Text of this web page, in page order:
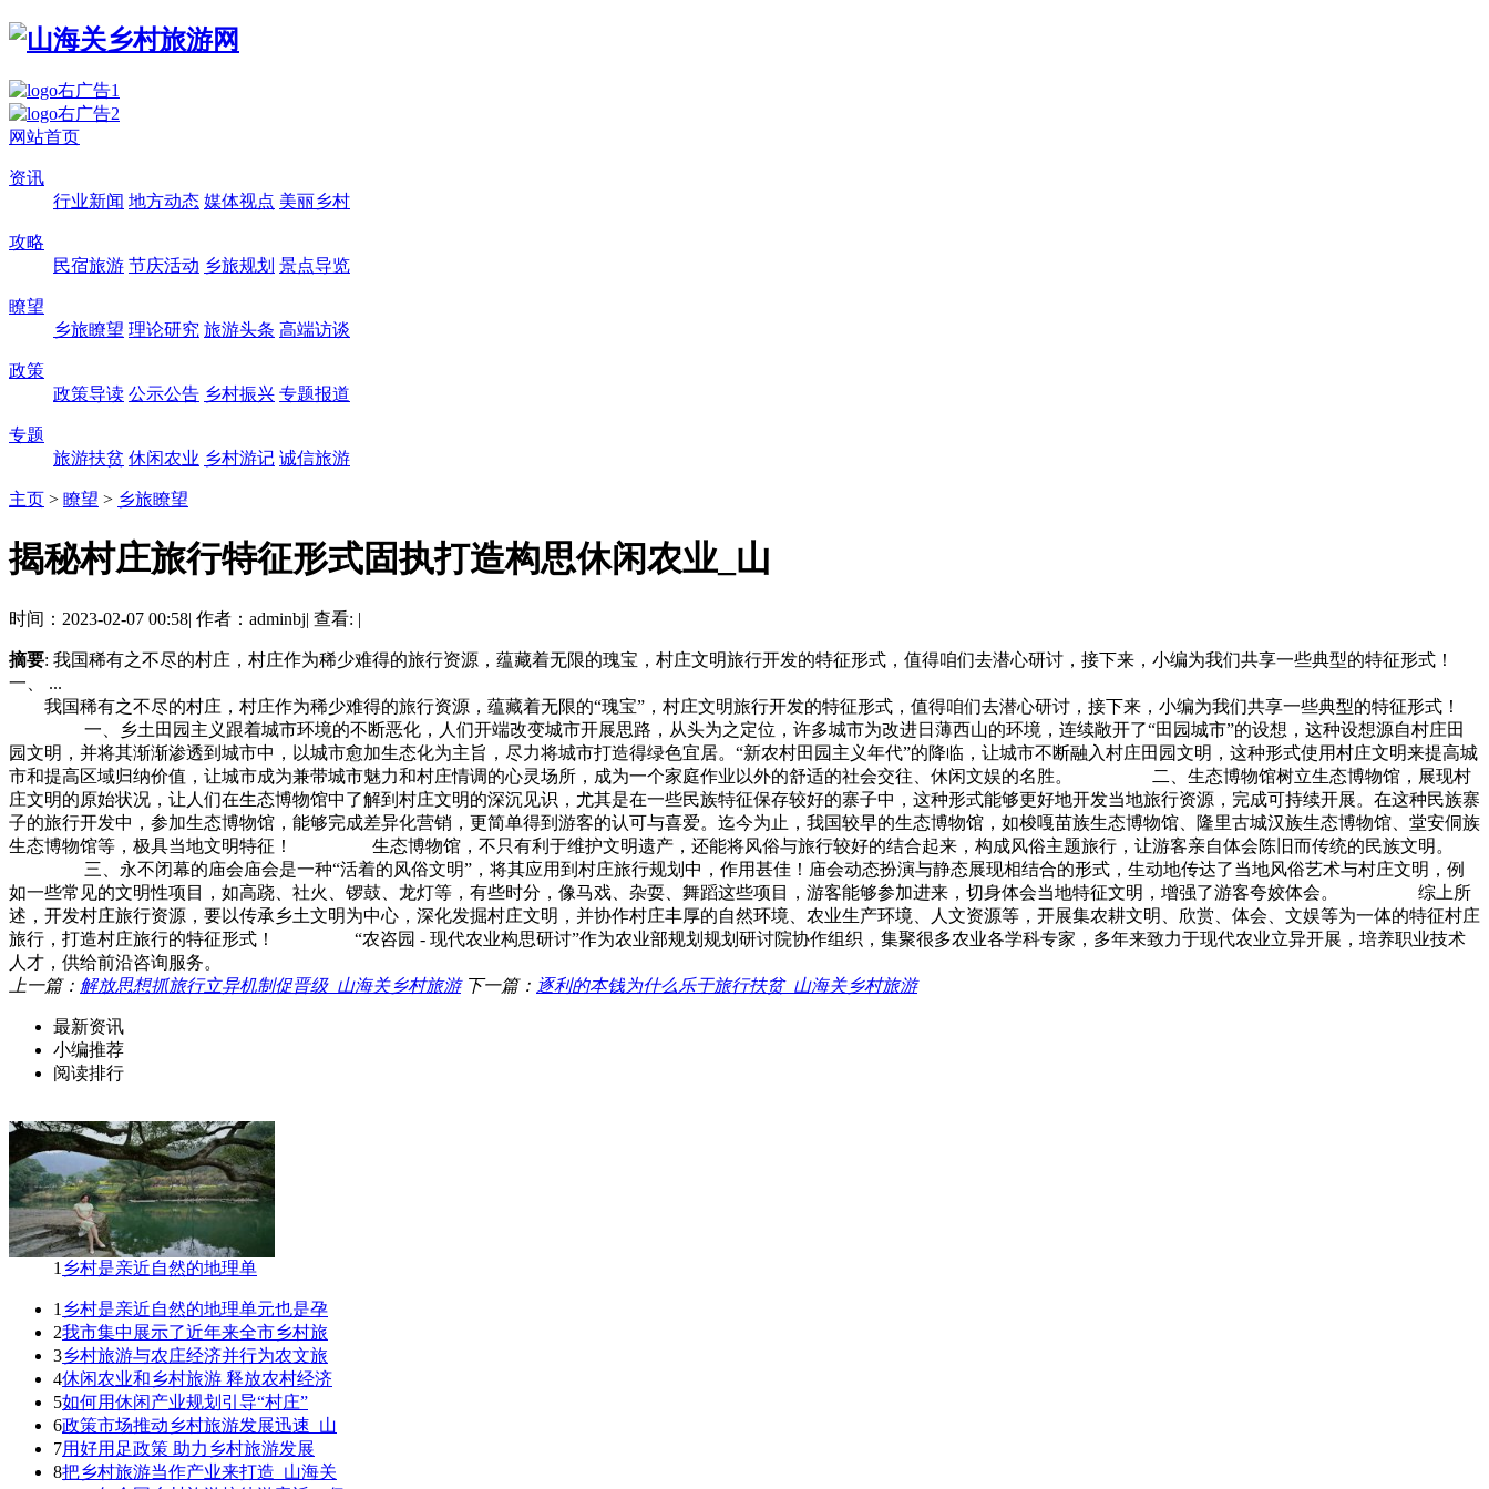
网站首页
资讯
行业新闻 地方动态 媒体视点 美丽乡村
攻略
民宿旅游 节庆活动 乡旅规划 景点导览
瞭望
乡旅瞭望 理论研究 旅游头条 高端访谈
政策
政策导读 公示公告 乡村振兴 专题报道
专题
旅游扶贫 休闲农业 乡村游记 诚信旅游
主页 > 瞭望 > 乡旅瞭望
揭秘村庄旅行特征形式固执打造构思休闲农业_山
时间：2023-02-07 00:58| 作者：adminbj| 查看: |
摘要: 我国稀有之不尽的村庄，村庄作为稀少难得的旅行资源，蕴藏着无限的瑰宝，村庄文明旅行开发的特征形式，值得咱们去潜心研讨，接下来，小编为我们共享一些典型的特征形式！
一、 ...
我国稀有之不尽的村庄，村庄作为稀少难得的旅行资源，蕴藏着无限的“瑰宝”，村庄文明旅行开发的特征形式，值得咱们去潜心研讨，接下来，小编为我们共享一些典型的特征形式！
一、乡土田园主义跟着城市环境的不断恶化，人们开端改变城市开展思路，从头为之定位，许多城市为改进日薄西山的环境，连续敞开了“田园城市”的设想，这种设想源自村庄田
园文明，并将其渐渐渗透到城市中，以城市愈加生态化为主旨，尽力将城市打造得绿色宜居。“新农村田园主义年代”的降临，让城市不断融入村庄田园文明，这种形式使用村庄文明来提高城
市和提高区域归纳价值，让城市成为兼带城市魅力和村庄情调的心灵场所，成为一个家庭作业以外的舒适的社会交往、休闲文娱的名胜。 二、生态博物馆树立生态博物馆，展现村
庄文明的原始状况，让人们在生态博物馆中了解到村庄文明的深沉见识，尤其是在一些民族特征保存较好的寨子中，这种形式能够更好地开发当地旅行资源，完成可持续开展。在这种民族寨
子的旅行开发中，参加生态博物馆，能够完成差异化营销，更简单得到游客的认可与喜爱。迄今为止，我国较早的生态博物馆，如梭嘎苗族生态博物馆、隆里古城汉族生态博物馆、堂安侗族
生态博物馆等，极具当地文明特征！ 生态博物馆，不只有利于维护文明遗产，还能将风俗与旅行较好的结合起来，构成风俗主题旅行，让游客亲自体会陈旧而传统的民族文明。
三、永不闭幕的庙会庙会是一种“活着的风俗文明”，将其应用到村庄旅行规划中，作用甚佳！庙会动态扮演与静态展现相结合的形式，生动地传达了当地风俗艺术与村庄文明，例
如一些常见的文明性项目，如高跷、社火、锣鼓、龙灯等，有些时分，像马戏、杂耍、舞蹈这些项目，游客能够参加进来，切身体会当地特征文明，增强了游客夸姣体会。 综上所
述，开发村庄旅行资源，要以传承乡土文明为中心，深化发掘村庄文明，并协作村庄丰厚的自然环境、农业生产环境、人文资源等，开展集农耕文明、欣赏、体会、文娱等为一体的特征村庄
旅行，打造村庄旅行的特征形式！ “农咨园 - 现代农业构思研讨”作为农业部规划规划研讨院协作组织，集聚很多农业各学科专家，多年来致力于现代农业立异开展，培养职业技术
人才，供给前沿咨询服务。
上一篇： 解放思想抓旅行立异机制促晋级_山海关乡村旅游 下一篇： 逐利的本钱为什么乐于旅行扶贫_山海关乡村旅游
最新资讯
小编推荐
阅读排行
1 乡村是亲近自然的地理单
1 乡村是亲近自然的地理单元也是孕
2我市集中展示了近年来全市乡村旅
3乡村旅游与农庄经济并行为农文旅
4休闲农业和乡村旅游 释放农村经济
5如何用休闲产业规划引导“村庄”
6政策市场推动乡村旅游发展迅速_山
7用好用足政策 助力乡村旅游发展
8把乡村旅游当作产业来打造_山海关